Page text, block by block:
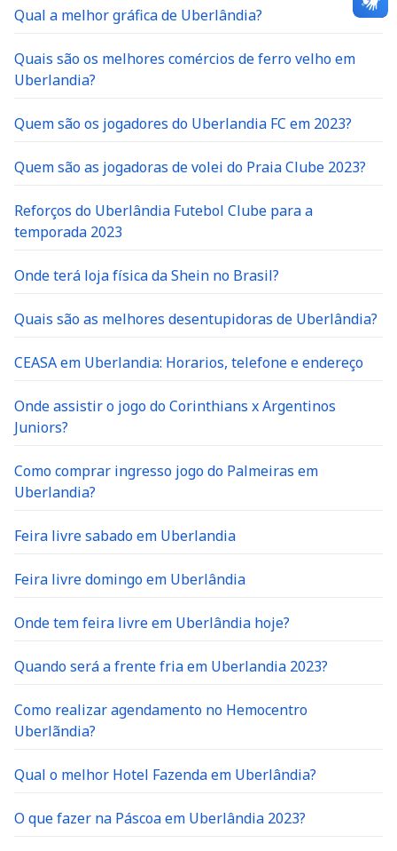
Qual a melhor gráfica de Uberlândia?
Quais são os melhores comércios de ferro velho em
Uberlandia?
Quem são os jogadores do Uberlandia FC em 2023?
Quem são as jogadoras de volei do Praia Clube 2023?
Reforços do Uberlândia Futebol Clube para a
temporada 2023
Onde terá loja física da Shein no Brasil?
Quais são as melhores desentupidoras de Uberlândia?
CEASA em Uberlandia: Horarios, telefone e endereço
Onde assistir o jogo do Corinthians x Argentinos
Juniors?
Como comprar ingresso jogo do Palmeiras em
Uberlandia?
Feira livre sabado em Uberlandia
Feira livre domingo em Uberlândia
Onde tem feira livre em Uberlândia hoje?
Quando será a frente fria em Uberlandia 2023?
Como realizar agendamento no Hemocentro
Uberlãndia?
Qual o melhor Hotel Fazenda em Uberlândia?
O que fazer na Páscoa em Uberlândia 2023?